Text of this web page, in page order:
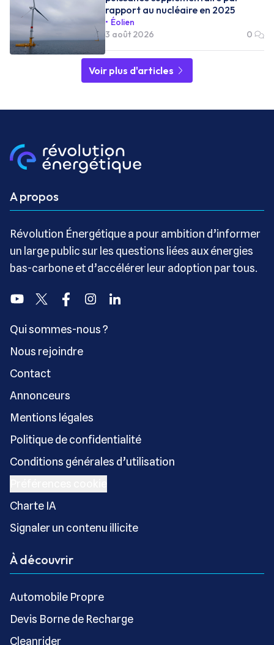
rapport au nucléaire en 2025
Éolien
3 août 2026
0
Voir plus d'articles
A propos
Révolution Énergétique a pour ambition d’informer
un large public sur les questions liées aux énergies
bas-carbone et d’accélérer leur adoption par tous.
YoutubeTwitter FacebookInstagramLinkedin
Qui sommes-nous ?
Nous rejoindre
Contact
Annonceurs
Mentions légales
Politique de confidentialité
Conditions générales d’utilisation
Charte IA
Signaler un contenu illicite
À découvrir
Automobile Propre
Devis Borne de Recharge
Cleanrider